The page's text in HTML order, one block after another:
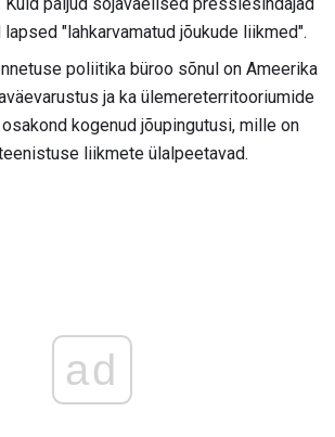
lapsed "lahkarvamatud jõukude liikmed".
poliitika büroo sõnul on Ameerika
ja ka ülemereterritooriumide
kogenud jõupingutusi, mille on
liikmete ülalpeetavad.
ad